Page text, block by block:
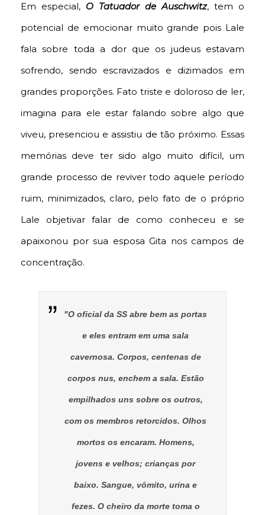
Em especial, O Tatuador de Auschwitz, tem o
potencial de emocionar muito grande pois Lale
fala sobre toda a dor que os judeus estavam
sofrendo, sendo escravizados e dizimados em
grandes proporções. Fato triste e doloroso de ler,
imagina para ele estar falando sobre algo que
viveu, presenciou e assistiu de tão próximo. Essas
memórias deve ter sido algo muito difícil, um
grande processo de reviver todo aquele período
ruim, minimizados, claro, pelo fato de o próprio
Lale objetivar falar de como conheceu e se
apaixonou por sua esposa Gita nos campos de
concentração.
"O oficial da SS abre bem as portas
e eles entram em uma sala
cavernosa. Corpos, centenas de
corpos nus, enchem a sala. Estão
empilhados uns sobre os outros,
com os membros retorcidos. Olhos
mortos os encaram. Homens,
jovens e velhos; crianças por
baixo. Sangue, vômito, urina e
fezes. O cheiro da morte toma o